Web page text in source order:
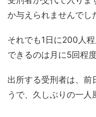
か与えられませんでし
それでも1日に200人
できるのは月に5回程度
出所する受刑者は、前
うで、久しぶりの一人